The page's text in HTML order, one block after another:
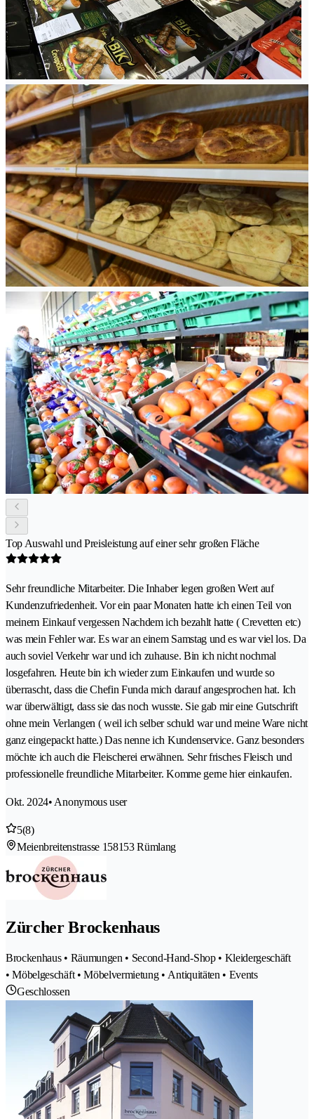
Top Auswahl und Preisleistung auf einer sehr großen Fläche
Sehr freundliche Mitarbeiter. Die Inhaber legen großen Wert auf
Kundenzufriedenheit. Vor ein paar Monaten hatte ich einen Teil von
meinem Einkauf vergessen Nachdem ich bezahlt hatte ( Crevetten etc)
was mein Fehler war. Es war an einem Samstag und es war viel los. Da
auch soviel Verkehr war und ich zuhause. Bin ich nicht nochmal
losgefahren. Heute bin ich wieder zum Einkaufen und wurde so
überrascht, dass die Chefin Funda mich darauf angesprochen hat. Ich
war überwältigt, dass sie das noch wusste. Sie gab mir eine Gutschrift
ohne mein Verlangen ( weil ich selber schuld war und meine Ware nicht
ganz eingepackt hatte.) Das nenne ich Kundenservice. Ganz besonders
möchte ich auch die Fleischerei erwähnen. Sehr frisches Fleisch und
professionelle freundliche Mitarbeiter. Komme gerne hier einkaufen.
Okt. 2024• Anonymous user
5(8)
Meienbreitenstrasse 158153 Rümlang
Zürcher Brockenhaus
Brockenhaus • Räumungen • Second-Hand-Shop • Kleidergeschäft
• Möbelgeschäft • Möbelvermietung • Antiquitäten • Events
Geschlossen